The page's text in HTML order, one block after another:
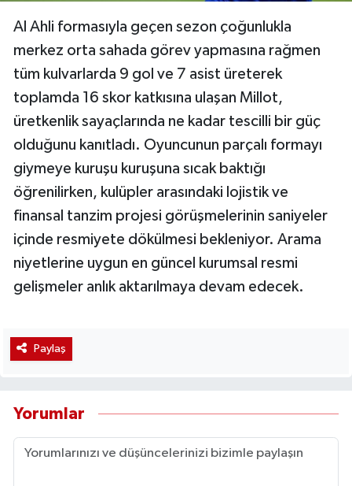
Al Ahli formasıyla geçen sezon çoğunlukla
merkez orta sahada görev yapmasına rağmen
tüm kulvarlarda 9 gol ve 7 asist üreterek
toplamda 16 skor katkısına ulaşan Millot,
üretkenlik sayaçlarında ne kadar tescilli bir güç
olduğunu kanıtladı. Oyuncunun parçalı formayı
giymeye kuruşu kuruşuna sıcak baktığı
öğrenilirken, kulüpler arasındaki lojistik ve
finansal tanzim projesi görüşmelerinin saniyeler
içinde resmiyete dökülmesi bekleniyor. Arama
niyetlerine uygun en güncel kurumsal resmi
gelişmeler anlık aktarılmaya devam edecek.
Paylaş
Yorumlar